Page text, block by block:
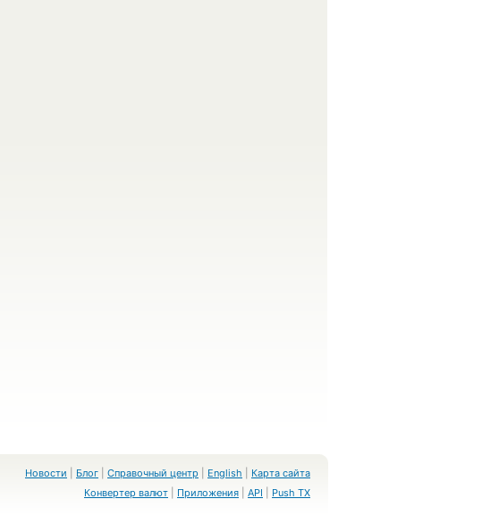
Новости Блог Справочный центр English
Карта сайта
Конвертер валют
Приложения API Push TX